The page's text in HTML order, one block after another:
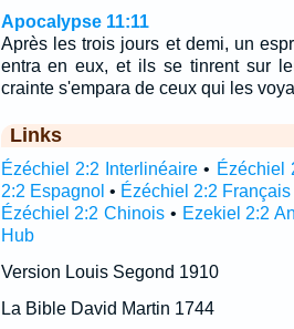
Apocalypse 11:11
Après les trois jours et demi, un
entra en eux, et ils se tinrent sur
crainte s'empara de ceux qui les
Links
Ézéchiel 2:2 Interlinéaire • Ézéchiel
2:2 Espagnol • Ézéchiel 2:2 Français
Ézéchiel 2:2 Chinois • Ezekiel 2:2
Hub
Version Louis Segond 1910
La Bible David Martin 1744